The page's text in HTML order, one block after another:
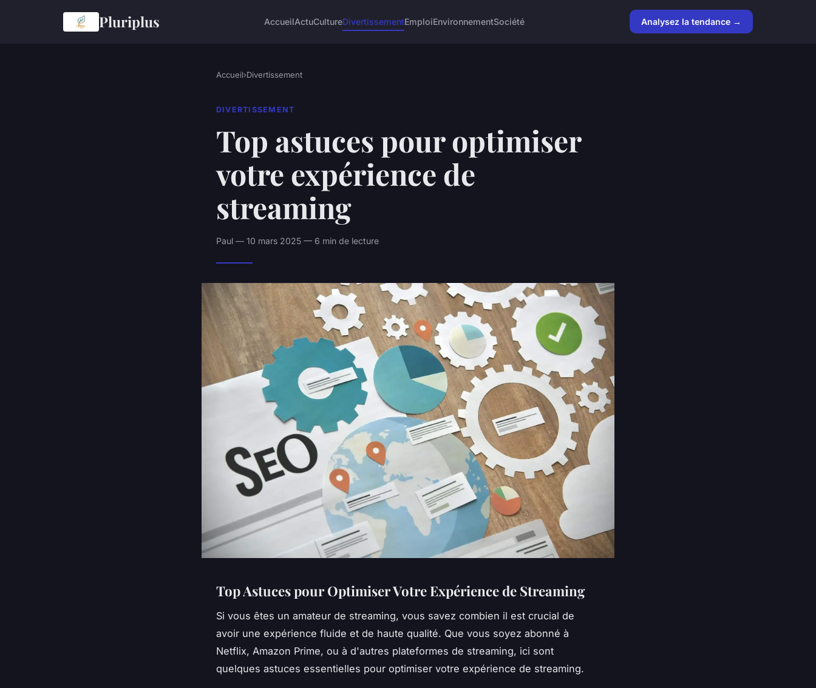
Pluriplus AccueilActuCultureDivertissementEmploiEnvironnementSociété Analysez la tendance →
Accueil›Divertissement
DIVERTISSEMENT
Top astuces pour optimiser
votre expérience de
streaming
Paul — 10 mars 2025 — 6 min de lecture
Top Astuces pour Optimiser Votre Expérience de Streaming
Si vous êtes un amateur de streaming, vous savez combien il est crucial de
avoir une expérience fluide et de haute qualité. Que vous soyez abonné à
Netflix, Amazon Prime, ou à d'autres plateformes de streaming, ici sont
quelques astuces essentielles pour optimiser votre expérience de streaming.